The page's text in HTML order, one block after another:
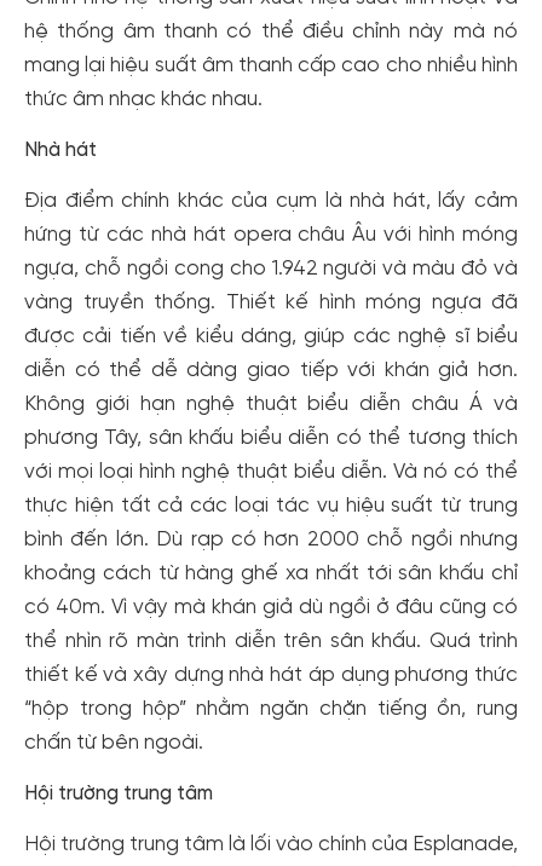
hệ thống âm thanh có thể điều chỉnh này mà nó
mang lại hiệu suất âm thanh cấp cao cho nhiều hình
thức âm nhạc khác nhau.
Nhà hát
Địa điểm chính khác của cụm là nhà hát, lấy cảm
hứng từ các nhà hát opera châu Âu với hình móng
ngựa, chỗ ngồi cong cho 1.942 người và màu đỏ và
vàng truyền thống. Thiết kế hình móng ngựa đã
được cải tiến về kiểu dáng, giúp các nghệ sĩ biểu
diễn có thể dễ dàng giao tiếp với khán giả hơn.
Không giới hạn nghệ thuật biểu diễn châu Á và
phương Tây, sân khấu biểu diễn có thể tương thích
với mọi loại hình nghệ thuật biểu diễn. Và nó có thể
thực hiện tất cả các loại tác vụ hiệu suất từ ​​trung
bình đến lớn. Dù rạp có hơn 2000 chỗ ngồi nhưng
khoảng cách từ hàng ghế xa nhất tới sân khấu chỉ
có 40m. Vì vậy mà khán giả dù ngồi ở đâu cũng có
thể nhìn rõ màn trình diễn trên sân khấu. Quá trình
thiết kế và xây dựng nhà hát áp dụng phương thức
“hộp trong hộp” nhằm ngăn chặn tiếng ồn, rung
chấn từ bên ngoài.
Hội trường trung tâm
Hội trường trung tâm là lối vào chính của Esplanade,